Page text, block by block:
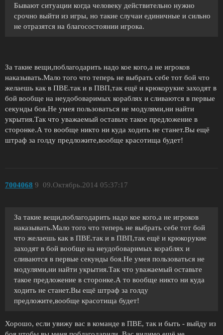
Бывают ситуации когда человеку действительно нужно
срочно выйти из игры, но такие случаи единичные и сильно
не отразятся на благосостоянии игрока.
За такие вещи,поблагодарить надо кое кого,а не игроков
наказывать.Мало того что теперь не выбрать себе тот бой что
желаешь как в ПВЕ.так и в ПВП,так ещё и крюкорукие заходят в
бой вообще на неудобоваримых кораблях и сливаются в первые
секунды боя.Не умея пользоваться не модулями,ни найти
укрытия.Так что уважаемый оставьте такое предложение в
сторонке.А то вообще никто ни куда ходить не станет.Вы ещё
штраф за голду предложите,вообще красотища будет!
7004068 09.Октябрь.2014 05:37:17
9
За такие вещи,поблагодарить надо кое кого,а не игроков
наказывать.Мало того что теперь не выбрать себе тот бой
что желаешь как в ПВЕ.так и в ПВП,так ещё и крюкорукие
заходят в бой вообще на неудобоваримых кораблях и
сливаются в первые секунды боя.Не умея пользоваться не
модулями,ни найти укрытия.Так что уважаемый оставьте
такое предложение в сторонке.А то вообще никто ни куда
ходить не станет.Вы ещё штраф за голду
предложите,вообще красотища будет!
Хорошо, если увижу вас в команде в ПВЕ, так и быть - выйду из